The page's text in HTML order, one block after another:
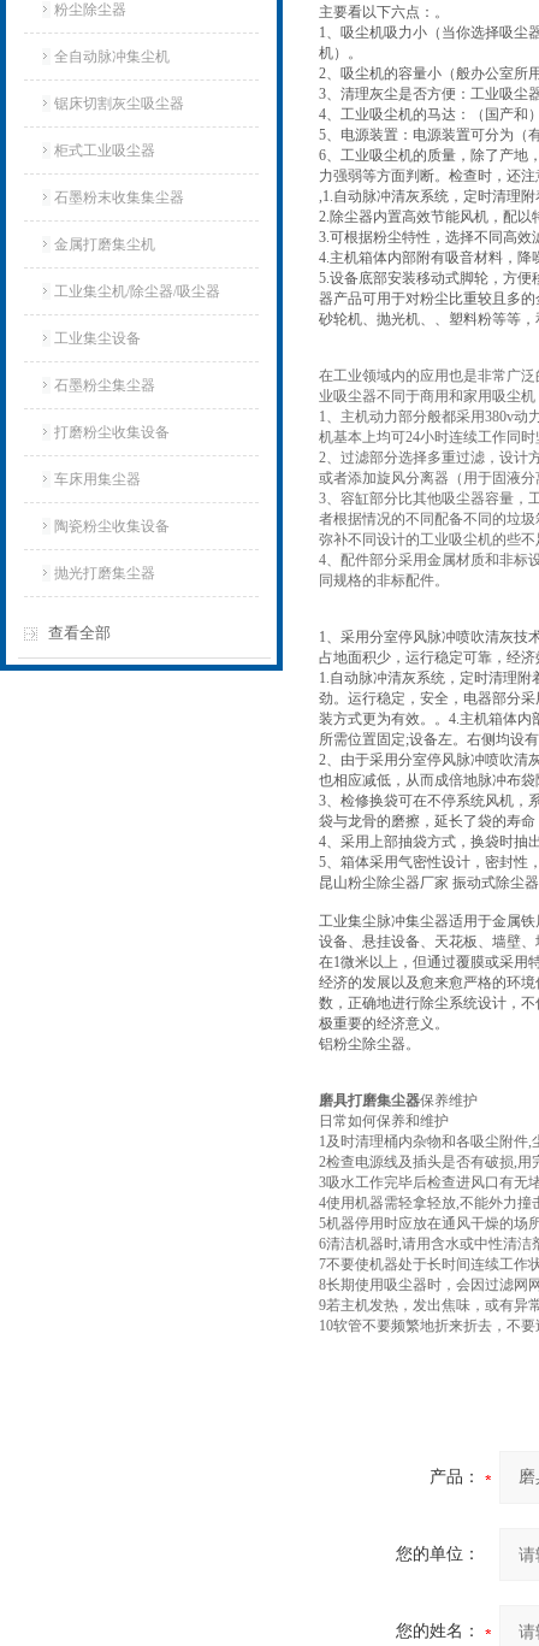
粉尘除尘器
全自动脉冲集尘机
锯床切割灰尘吸尘器
柜式工业吸尘器
石墨粉末收集集尘器
金属打磨集尘机
工业集尘机/除尘器/吸尘器
工业集尘设备
石墨粉尘集尘器
打磨粉尘收集设备
车床用集尘器
陶瓷粉尘收集设备
抛光打磨集尘器
查看全部
主要看以下六点：。
1、吸尘机吸力小（当你选择吸尘
机）。
2、吸尘机的容量小（般办公室所
3、清理灰尘是否方便：工业吸尘
4、工业吸尘机的马达：（国产和
5、电源装置：电源装置可分为（
6、工业吸尘机的质量，除了产地
力强弱等方面判断。检查时，还
,1.自动脉冲清灰系统，定时清理
2.除尘器内置高效节能风机，配
3.可根据粉尘特性，选择不同高
4.主机箱体内部附有吸音材料，
5.设备底部安装移动式脚轮，方
器产品可用于对粉尘比重较且多
砂轮机、抛光机、、塑料粉等等
在工业领域内的应用也是非常广
业吸尘器不同于商用和家用吸尘
1、主机动力部分般都采用380v动
机基本上均可24小时连续工作同
2、过滤部分选择多重过滤，设计
或者添加旋风分离器（用于固液
3、容缸部分比其他吸尘器容量，
者根据情况的不同配备不同的垃
弥补不同设计的工业吸尘机的些不
4、配件部分采用金属材质和非标
同规格的非标配件。
1、采用分室停风脉冲喷吹清灰技
占地面积少，运行稳定可靠，经
1.自动脉冲清灰系统，定时清理
劲。运行稳定，安全，电器部分
装方式更为有效。。4.主机箱体
所需位置固定;设备左。右侧均设
2、由于采用分室停风脉冲喷吹清
也相应减低，从而成倍地脉冲布
3、检修换袋可在不停系统风机，
袋与龙骨的磨擦，延长了袋的寿
4、采用上部抽袋方式，换袋时抽
5、箱体采用气密性设计，密封性
昆山粉尘除尘器厂家 振动式除尘
工业集尘脉冲集尘器适用于金属
设备、悬挂设备、天花板、墙壁
在1微米以上，但通过覆膜或采用
经济的发展以及愈来愈严格的环
数，正确地进行除尘系统设计，
极重要的经济意义。
铝粉尘除尘器。
磨具打磨集尘器保养维护
日常如何保养和维护
1及时清理桶内杂物和各吸尘附件
2检查电源线及插头是否有破损,
3吸水工作完毕后检查进风口有无
4使用机器需轻拿轻放,不能外力撞
5机器停用时应放在通风干燥的场
6清洁机器时,请用含水或中性清
7不要使机器处于长时间连续工作
8长期使用吸尘器时，会因过滤网
9若主机发热，发出焦味，或有异
10软管不要频繁地折来折去，不
产品：
您的单位：
您的姓名：